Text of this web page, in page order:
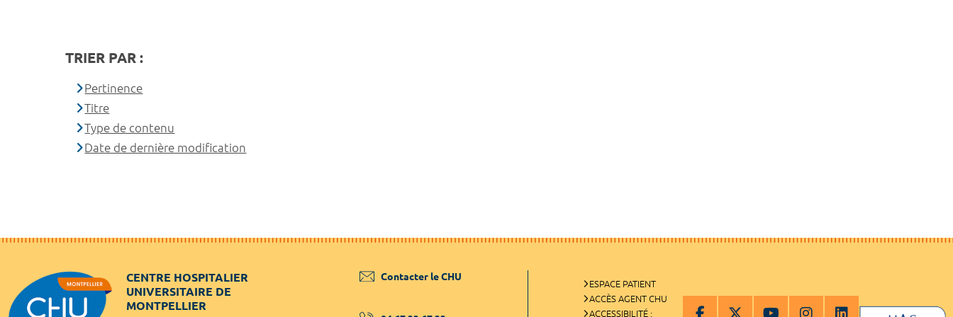
TRIER PAR :
Pertinence
Titre
Type de contenu
Date de dernière modification
CENTRE HOSPITALIER
UNIVERSITAIRE DE
MONTPELLIER
Contacter le CHU
ESPACE PATIENT
ACCÈS AGENT CHU
ACCESSIBILITÉ :